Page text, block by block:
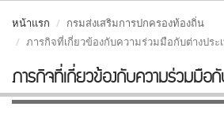
หน้าแรก
กรมส่งเสริมการปกครองท้องถิ่น
ภารกิจที่เกี่ยวข้องกับความร่วมมือกับต่างประ
ภารกิจที่เกี่ยวข้องกับความร่วมมือกั